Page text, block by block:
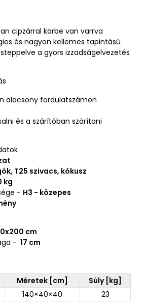
cipzárral körbe van varrva
és nagyon kellemes tapintású
a gyors izzadságelvezetés
alacsony fordulatszámon
és a szárítóban szárítani
T25 szivacs, kókusz
kg
- H3 - közepes
cm
- 17 cm
Méretek [cm]
Súly [kg]
140×40×40 23